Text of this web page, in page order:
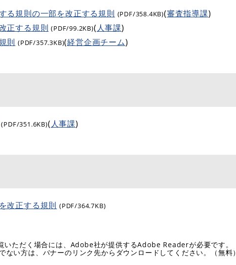
る規則の一部を改正する規則 (PDF/358.4KB)(審査指導課)
正する規則 (PDF/99.2KB)(人事課)
則 (PDF/357.3KB)(経営企画チーム)
(PDF/351.6KB)(人事課)
改正する規則 (PDF/364.7KB)
いただく場合には、Adobe社が提供するAdobe Readerが必要です。
い方は、バナーのリンク先からダウンロードしてください。（無料）